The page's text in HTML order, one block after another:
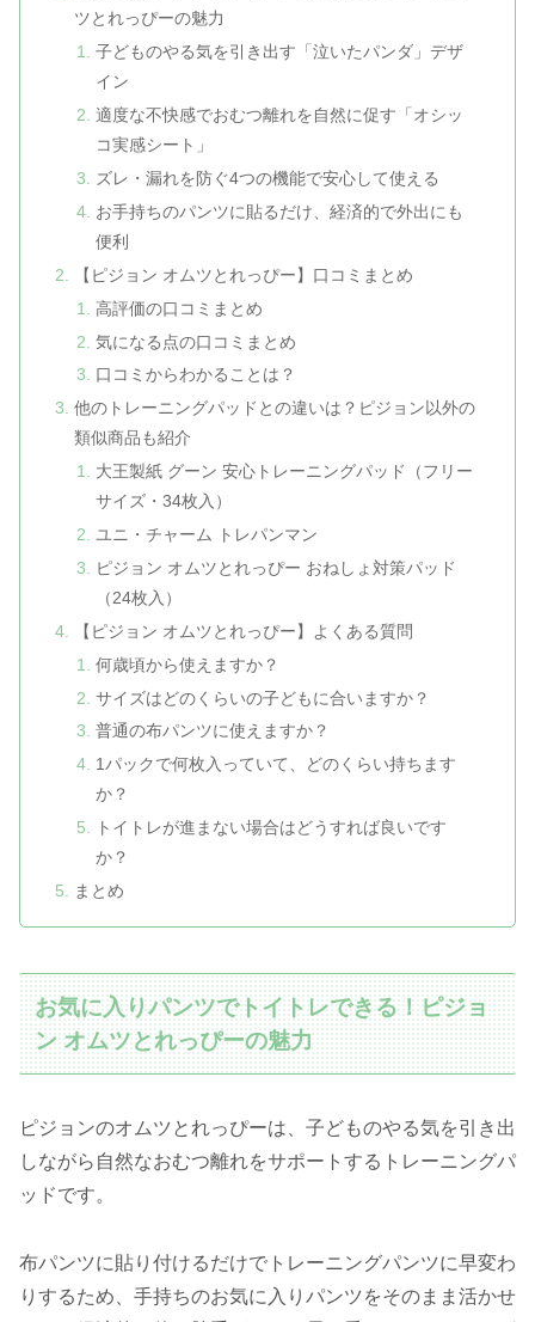
ツとれっぴーの魅力
子どものやる気を引き出す「泣いたパンダ」デザ
イン
適度な不快感でおむつ離れを自然に促す「オシッ
コ実感シート」
ズレ・漏れを防ぐ4つの機能で安心して使える
お手持ちのパンツに貼るだけ、経済的で外出にも
便利
【ピジョン オムツとれっぴー】口コミまとめ
高評価の口コミまとめ
気になる点の口コミまとめ
口コミからわかることは？
他のトレーニングパッドとの違いは？ピジョン以外の
類似商品も紹介
大王製紙 グーン 安心トレーニングパッド（フリー
サイズ・34枚入）
ユニ・チャーム トレパンマン
ピジョン オムツとれっぴー おねしょ対策パッド
（24枚入）
【ピジョン オムツとれっぴー】よくある質問
何歳頃から使えますか？
サイズはどのくらいの子どもに合いますか？
普通の布パンツに使えますか？
1パックで何枚入っていて、どのくらい持ちます
か？
トイトレが進まない場合はどうすれば良いです
か？
まとめ
お気に入りパンツでトイトレできる！ピジョ
ン オムツとれっぴーの魅力
ピジョンのオムツとれっぴーは、子どものやる気を引き出
しながら自然なおむつ離れをサポートするトレーニングパ
ッドです。
布パンツに貼り付けるだけでトレーニングパンツに早変わ
りするため、手持ちのお気に入りパンツをそのまま活かせ